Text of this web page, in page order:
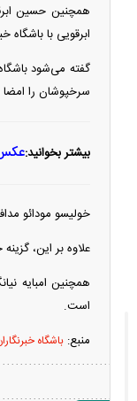
ابرقویی با
گفته می‌شود
سرخپوشان را
بیشتر بخوانید:
خولیسو مودائو
علاوه بر این،
است.
منبع: باشگاه